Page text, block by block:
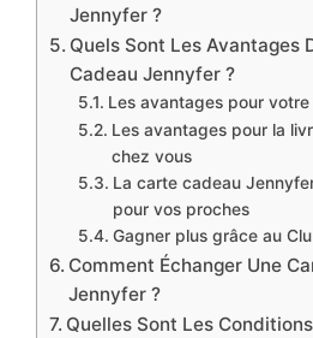
Jennyfer ?
Quels Sont Les Avantages
Cadeau Jennyfer ?
Les avantages pour
Les avantages pour la
chez vous
La carte cadeau
pour vos proches
Gagner plus grâce au
Comment Échanger Une
Jennyfer ?
Quelles Sont Les